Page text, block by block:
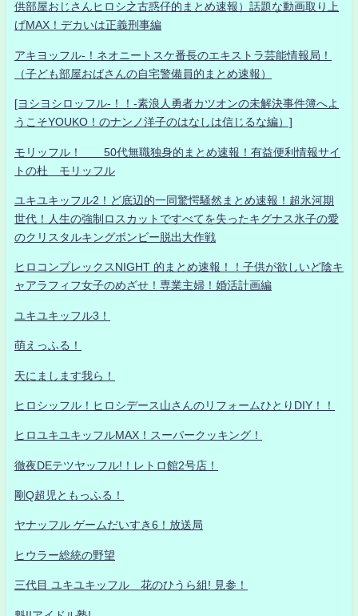
供部屋おじさんヒロシ之古惑仔的まとめ速報）話題な動画取り上
げMAX！デカいは正義刑事編
アキヨッフル-！ネオニートスケ番長のエキストラ芸能情報局！
（子ども部屋おばさんの自宅警備員的まとめ速報）
[ヨシヨシロッフル-！！-素浪人勇者カツオンの未解決事件簿へよ
うこそYOUKO！のナンノ洋子のはなしは信じるな編）]
モリッフル！ 50代無職独身的まとめ速報！有益便利情報サイ
トの杜 モリッフル
ユキユキッフル2！ど底辺的一同驚愕騒然まとめ速報！超氷河期
世代！人生の強制ロスカットですべてを失ったキグナス氷子の愛
のクリスタルキングボンビー脱出大作戦
ヒロコンプレックスNIGHT 的まとめ速報！！子供が欲しいど陰キ
ャアラフィフ女子のめざせ！専業主婦！婚活計画編
ユキユキッフル3！
萌えっふる！
天にまします我ら！
ヒロシッフル！ヒロシデース山さんのリフォームひとりDIY！！
ヒロユキユキッフルMAX！スーパークッキング！
徹夜DEテツヤッフル!！レトロ館2号店！
剛Q超児ともっふる！
ヤナッフル ゲームだいすき6！放送局
ヒウラー総統の野望
三代目 ユキユキッフル 花のひうら組! 見参！